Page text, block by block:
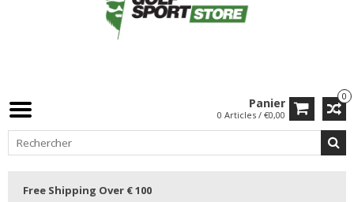
0
Panier
0 Articles / €0,00
Free Shipping Over € 100